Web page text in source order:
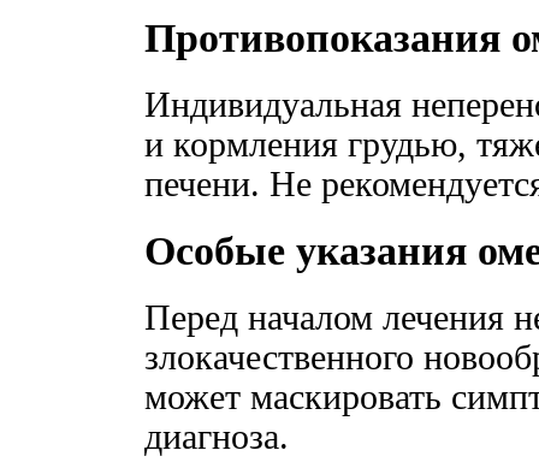
Противопоказания
Индивидуальная
и кормления грудью,
печени. Не
Особые указания
Перед началом лечения
злокачественного
может маскировать
диагноза.